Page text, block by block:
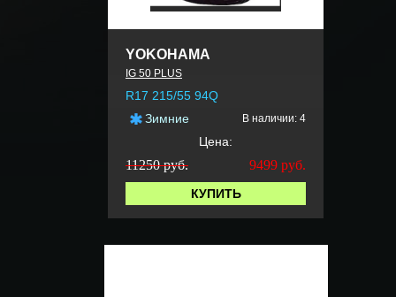
YOKOHAMA
IG 50 PLUS
R17 215/55 94Q
Зимние
В наличии: 4
Цена:
11250 руб. 9499 руб.
КУПИТЬ